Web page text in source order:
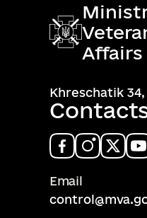
Khreschatik
Email